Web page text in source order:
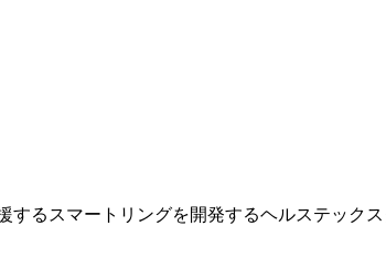
るスマートリングを開発するヘルステック